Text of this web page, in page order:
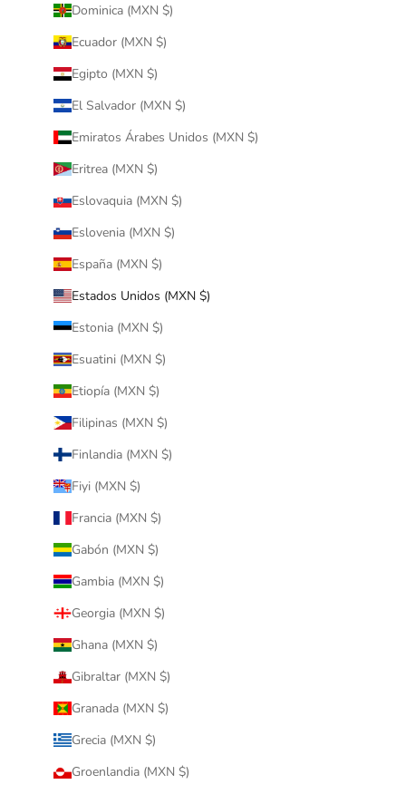
Dominica (MXN $)
Ecuador (MXN $)
Egipto (MXN $)
El Salvador (MXN $)
Emiratos Árabes Unidos (MXN $)
Eritrea (MXN $)
Eslovaquia (MXN $)
Eslovenia (MXN $)
España (MXN $)
Estados Unidos (MXN $)
Estonia (MXN $)
Esuatini (MXN $)
Etiopía (MXN $)
Filipinas (MXN $)
Finlandia (MXN $)
Fiyi (MXN $)
Francia (MXN $)
Gabón (MXN $)
Gambia (MXN $)
Georgia (MXN $)
Ghana (MXN $)
Gibraltar (MXN $)
Granada (MXN $)
Grecia (MXN $)
Groenlandia (MXN $)